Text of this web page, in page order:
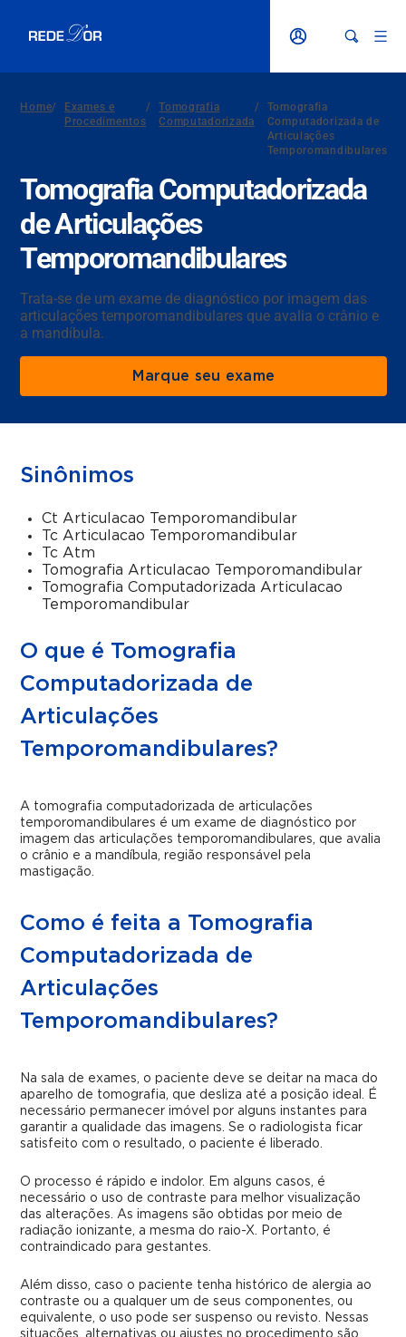
Home/
Exames e
Procedimentos
/
Tomografia
Computadorizada
/
Tomografia
Computadorizada de
Articulações
Temporomandibulares
Tomografia Computadorizada
de Articulações
Temporomandibulares
Trata-se de um exame de diagnóstico por imagem das
articulações temporomandibulares que avalia o crânio e
a mandíbula.
Marque seu exame
Sinônimos
Ct Articulacao Temporomandibular
Tc Articulacao Temporomandibular
Tc Atm
Tomografia Articulacao Temporomandibular
Tomografia Computadorizada Articulacao
Temporomandibular
O que é Tomografia
Computadorizada de
Articulações
Temporomandibulares?
A tomografia computadorizada de articulações
temporomandibulares é um exame de diagnóstico por
imagem das articulações temporomandibulares, que avalia
o crânio e a mandíbula, região responsável pela
mastigação.
Como é feita a Tomografia
Computadorizada de
Articulações
Temporomandibulares?
Na sala de exames, o paciente deve se deitar na maca do
aparelho de tomografia, que desliza até a posição ideal. É
necessário permanecer imóvel por alguns instantes para
garantir a qualidade das imagens. Se o radiologista ficar
satisfeito com o resultado, o paciente é liberado.
O processo é rápido e indolor. Em alguns casos, é
necessário o uso de contraste para melhor visualização
das alterações. As imagens são obtidas por meio de
radiação ionizante, a mesma do raio-X. Portanto, é
contraindicado para gestantes.
Além disso, caso o paciente tenha histórico de alergia ao
contraste ou a qualquer um de seus componentes, ou
equivalente, o uso pode ser suspenso ou revisto. Nessas
situações, alternativas ou ajustes no procedimento são